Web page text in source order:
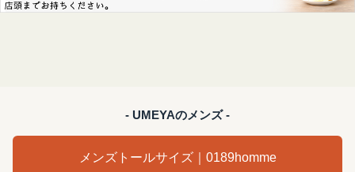
- UMEYAのメンズ -
メンズトールサイズ｜0189homme